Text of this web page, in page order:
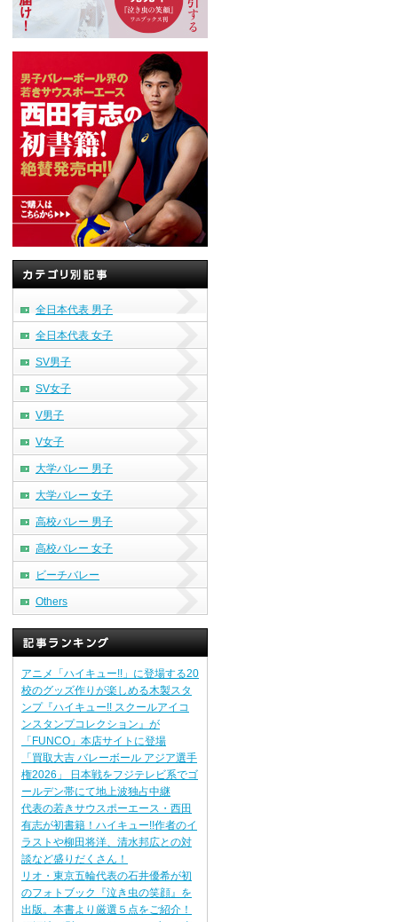
全日本代表 男子
全日本代表 女子
SV男子
SV女子
V男子
V女子
大学バレー 男子
大学バレー 女子
高校バレー 男子
高校バレー 女子
ビーチバレー
Others
アニメ「ハイキュー!!」に登場する20
校のグッズ作りが楽しめる木製スタ
ンプ『ハイキュー!! スクールアイコ
ンスタンプコレクション』が
「FUNCO」本店サイトに登場
「買取大吉 バレーボール アジア選手
権2026」 日本戦をフジテレビ系でゴ
ールデン帯にて地上波独占中継
代表の若きサウスポーエース・西田
有志が初書籍！ハイキュー!!作者のイ
ラストや柳田将洋、清水邦広との対
談など盛りだくさん！
リオ・東京五輪代表の石井優希が初
のフォトブック『泣き虫の笑顔』を
出版。本書より厳選５点をご紹介！